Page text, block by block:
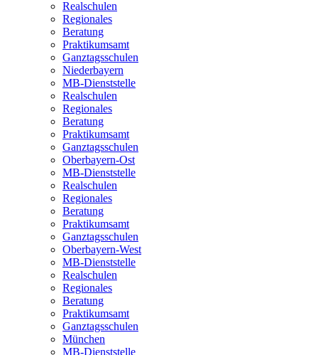
Realschulen
Regionales
Beratung
Praktikumsamt
Ganztagsschulen
Niederbayern
MB-Dienststelle
Realschulen
Regionales
Beratung
Praktikumsamt
Ganztagsschulen
Oberbayern-Ost
MB-Dienststelle
Realschulen
Regionales
Beratung
Praktikumsamt
Ganztagsschulen
Oberbayern-West
MB-Dienststelle
Realschulen
Regionales
Beratung
Praktikumsamt
Ganztagsschulen
München
MB-Dienststelle